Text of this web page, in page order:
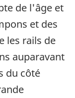
de l'âge et
et des
les rails de
auparavant
du côté